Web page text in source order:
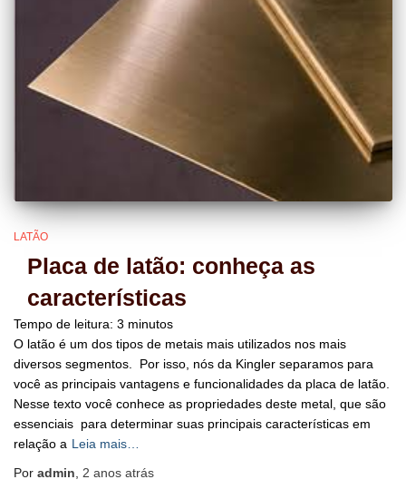
LATÃO
Placa de latão: conheça as
características
Tempo de leitura: 3 minutos
O latão é um dos tipos de metais mais utilizados nos mais
diversos segmentos. Por isso, nós da Kingler separamos para
você as principais vantagens e funcionalidades da placa de latão.
Nesse texto você conhece as propriedades deste metal, que são
essenciais para determinar suas principais características em
relação a Leia mais…
Por admin, 2 anos atrás